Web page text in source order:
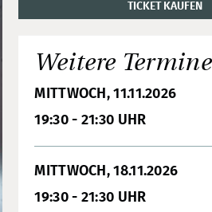
TICKET KAUFEN
Weitere Termine
MITTWOCH, 11.11.2026
19:30 - 21:30 UHR
MITTWOCH, 18.11.2026
19:30 - 21:30 UHR